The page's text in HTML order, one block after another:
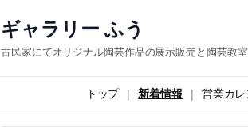
ギャラリー ふう
古民家にてオリジナル陶芸作品の展示販売と陶芸教
トップ 新着情報 営業カ